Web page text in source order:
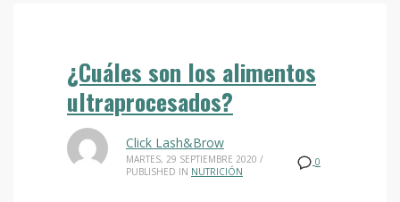
¿Cuáles son los alimentos
ultraprocesados?
0
Click Lash&Brow
MARTES, 29 SEPTIEMBRE 2020 /
PUBLISHED IN NUTRICIÓN